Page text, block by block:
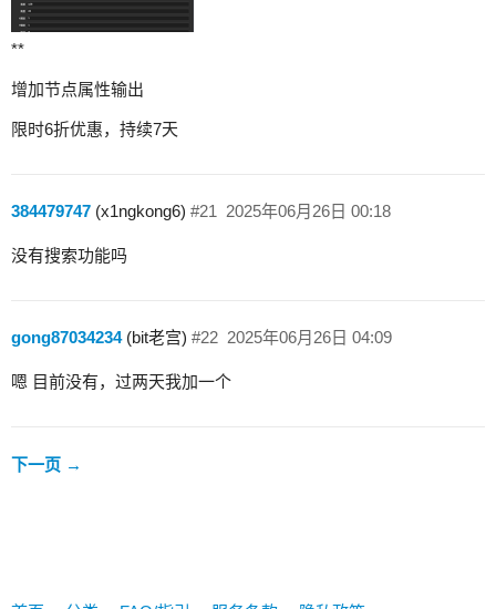
**
增加节点属性输出
限时6折优惠，持续7天
384479747 (x1ngkong6) 2025年06月26日 00:18
#21
没有搜索功能吗
gong87034234(bit老宫) 2025年06月26日 04:09
#22
嗯 目前没有，过两天我加一个
下一页 →